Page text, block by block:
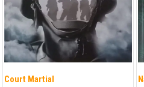
Court Martial